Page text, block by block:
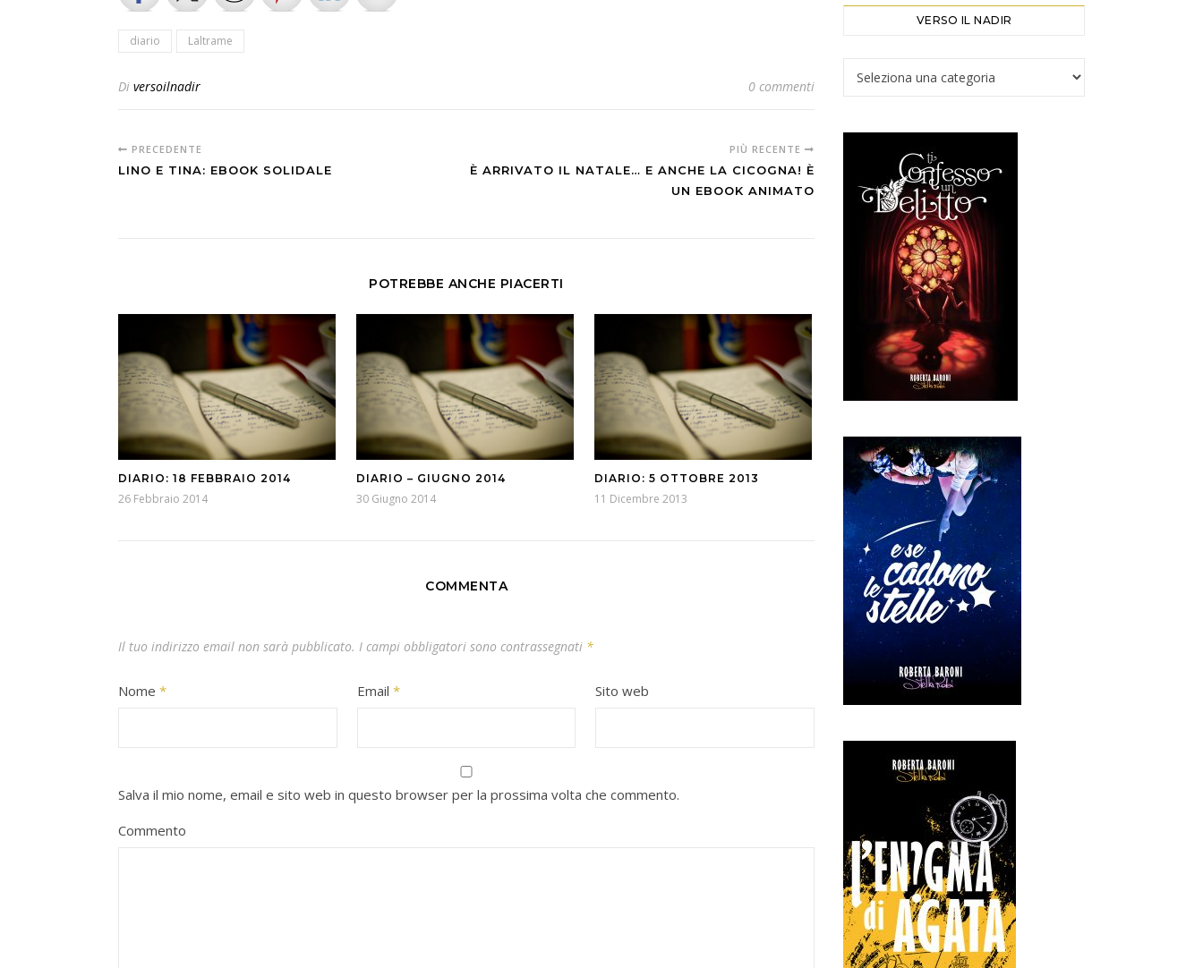
diario Laltrame
Di versoilnadir 0 commenti
PRECEDENTE
LINO E TINA: EBOOK SOLIDALE
PIÙ RECENTE
È ARRIVATO IL NATALE… E ANCHE LA CICOGNA! È
UN EBOOK ANIMATO
POTREBBE ANCHE PIACERTI
DIARIO: 18 FEBBRAIO 2014
26 Febbraio 2014
DIARIO – GIUGNO 2014
30 Giugno 2014
DIARIO: 5 OTTOBRE 2013
11 Dicembre 2013
COMMENTA
Il tuo indirizzo email non sarà pubblicato. I campi obbligatori sono contrassegnati *
Nome * Email * Sito web
Salva il mio nome, email e sito web in questo browser per la prossima volta che commento.
Commento
VERSO IL NADIR